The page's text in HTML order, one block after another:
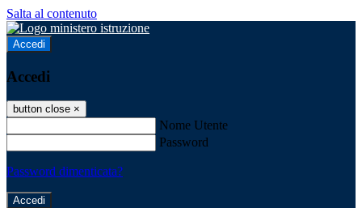
Salta al contenuto
Accedi
Accedi
button close ×
Nome Utente
Password
Password dimenticata?